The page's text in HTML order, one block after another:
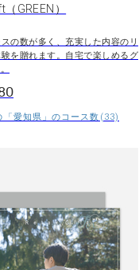
GREEN）
の数が多く、充実した内容のリ
を贈れます。自宅で楽しめるグ
「愛知県」のコース数(33)